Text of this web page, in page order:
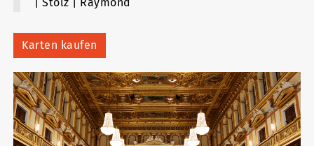
Karten kaufen